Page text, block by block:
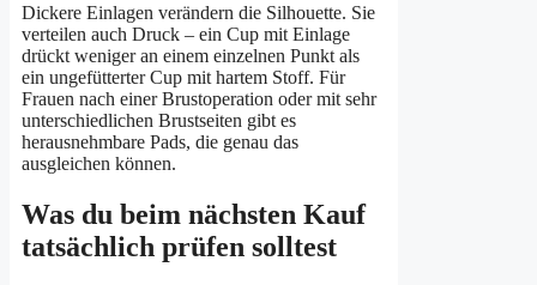
Dickere Einlagen verändern die Silhouette. Sie
verteilen auch Druck – ein Cup mit Einlage
drückt weniger an einem einzelnen Punkt als
ein ungefütterter Cup mit hartem Stoff. Für
Frauen nach einer Brustoperation oder mit sehr
unterschiedlichen Brustseiten gibt es
herausnehmbare Pads, die genau das
ausgleichen können.
Was du beim nächsten Kauf
tatsächlich prüfen solltest